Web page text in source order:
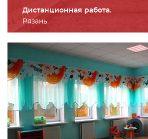
Дистанционная работа.
Рязань.